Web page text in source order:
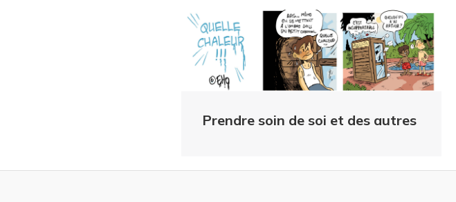
Prendre soin de soi et des autres